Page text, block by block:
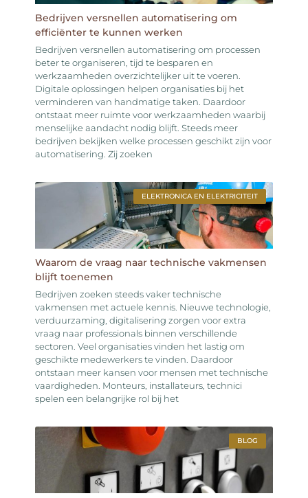
Bedrijven versnellen automatisering om
efficiënter te kunnen werken
Bedrijven versnellen automatisering om processen
beter te organiseren, tijd te besparen en
werkzaamheden overzichtelijker uit te voeren.
Digitale oplossingen helpen organisaties bij het
verminderen van handmatige taken. Daardoor
ontstaat meer ruimte voor werkzaamheden waarbij
menselijke aandacht nodig blijft. Steeds meer
bedrijven bekijken welke processen geschikt zijn voor
automatisering. Zij zoeken
ELEKTRONICA EN ELEKTRICITEIT
Waarom de vraag naar technische vakmensen
blijft toenemen
Bedrijven zoeken steeds vaker technische
vakmensen met actuele kennis. Nieuwe technologie,
verduurzaming, digitalisering zorgen voor extra
vraag naar professionals binnen verschillende
sectoren. Veel organisaties vinden het lastig om
geschikte medewerkers te vinden. Daardoor
ontstaan meer kansen voor mensen met technische
vaardigheden. Monteurs, installateurs, technici
spelen een belangrijke rol bij het
BLOG